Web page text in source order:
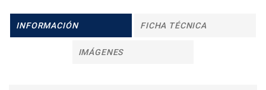
INFORMACIÓN FICHA TÉCNICA
IMÁGENES